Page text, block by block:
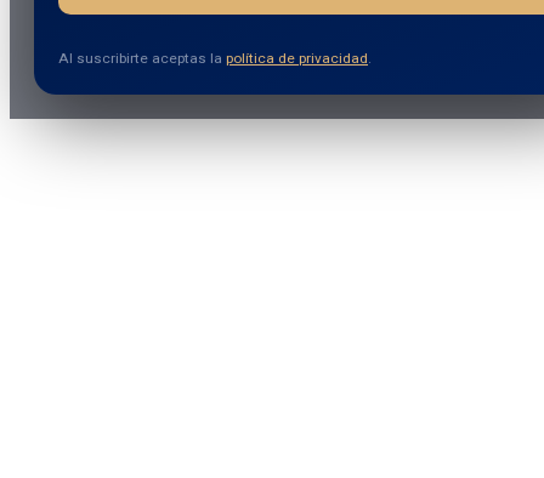
Al suscribirte aceptas la política de privacidad.